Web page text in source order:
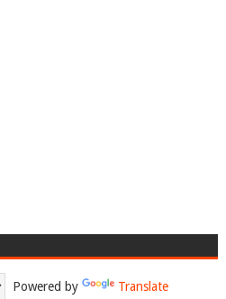
Powered by Translate